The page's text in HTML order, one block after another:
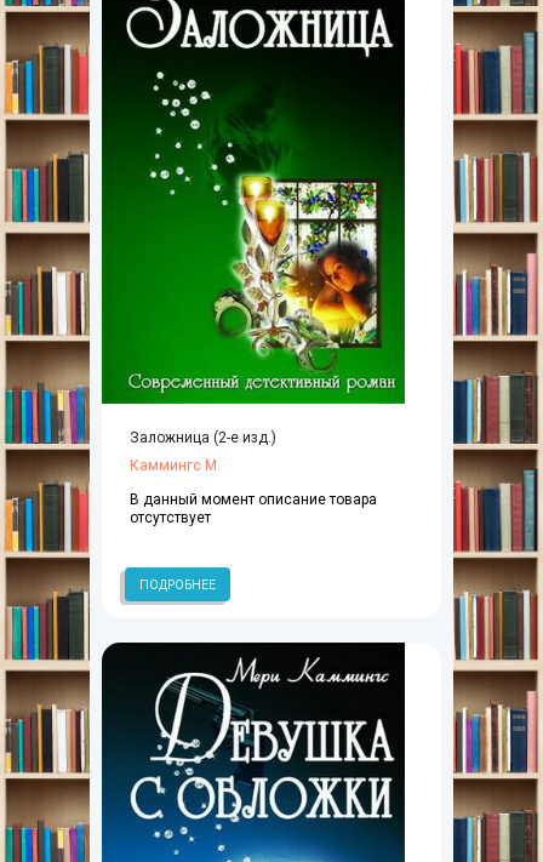
Заложница (2-е изд.)
Каммингс М.
В данный момент описание товара
отсутствует
ПОДРОБНЕЕ